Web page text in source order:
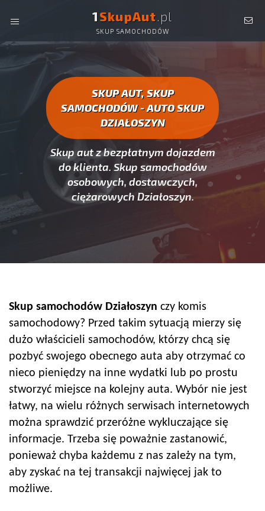
1SkupAut.pl
SKUP SAMOCHODÓW
AUTO SKUP DZIAŁOSZYN -
SAMOCHODÓW DZIAŁOSZYN
SKUP AUT, SKUP
SAMOCHODÓW - AUTO SKUP
DZIAŁOSZYN
Skup aut z bezpłatnym dojazdem
do klienta. Skup samochodów
osobowych, dostawczych,
ciężarowych Działoszyn.
Skup samochodów Działoszyn czy komis
samochodowy? Przed takim sytuacją mierzy się
dużo właścicieli samochodów, którzy chcą się
pozbyć swojego obecnego auta aby otrzymać co
nieco pieniędzy na inne wydatki lub po prostu
stworzyć miejsce na kolejny auta. Wybór nie jest
łatwy, na wielu różnych serwisach internetowych
można sprawdzić przeróżne wykluczające się
informacje. Trzeba się poważnie zastanowić,
ponieważ chyba każdemu z nas zależy na tym,
aby zyskać na tej transakcji najwięcej jak to
możliwe.